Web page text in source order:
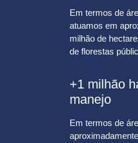
Em termos de
atuamos em
milhão de
de florestas
+1 milhão
manejo
Em termos de